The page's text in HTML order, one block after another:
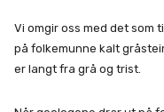
Vi omgir oss med det som
på folkemunne kalt
er langt fra grå og trist.